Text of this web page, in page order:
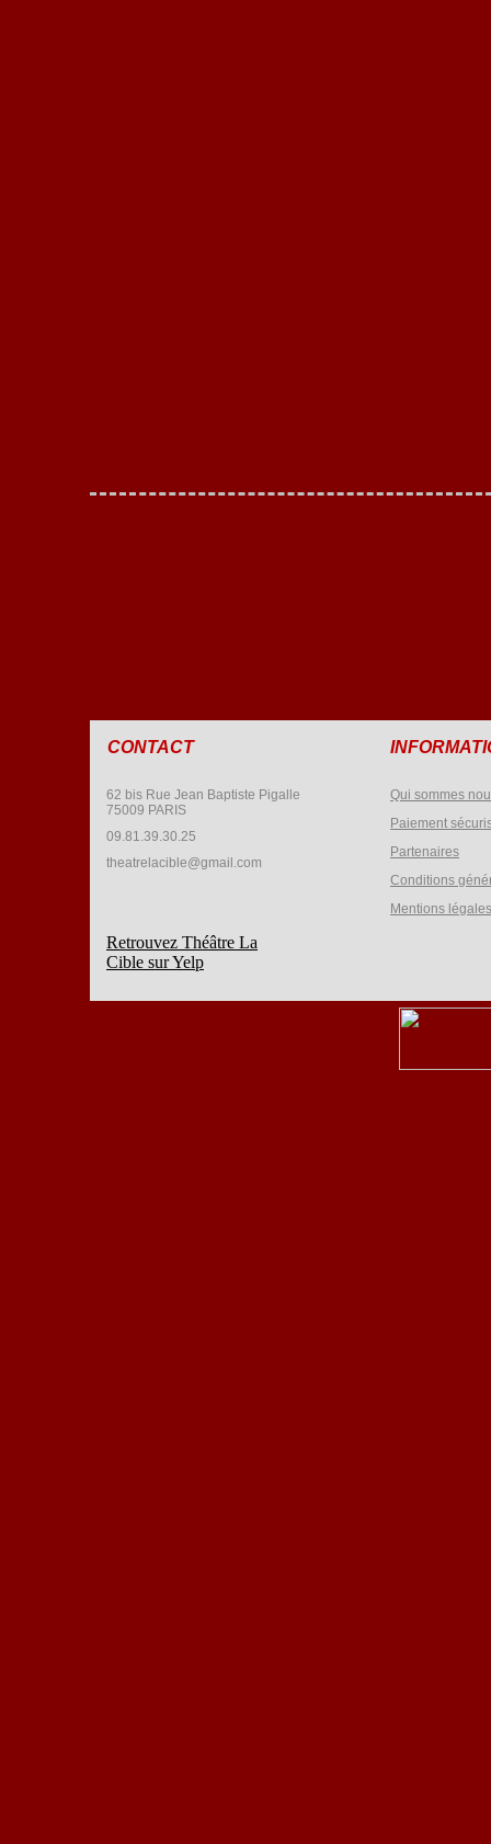
CONTACT
62 bis Rue Jean Baptiste Pigalle
75009 PARIS
09.81.39.30.25
theatrelacible@gmail.com
Retrouvez Théâtre La
Cible sur Yelp
Qui sommes
Paiement
Partenaires
Conditions
Mentions légales